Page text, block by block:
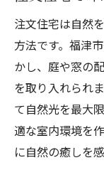
家族構
注文
注文住
イル
福津市・小
注文住
注文住
注文住宅は自然
方法です。福津
かし、庭や窓の
を取り入れられ
て自然光を最大
適な室内環境を
に自然の癒しを